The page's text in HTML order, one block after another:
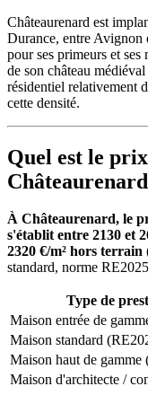
Châteaurenard est
Durance, entre Avignon
pour ses primeurs et
de son château
résidentiel relativement
cette densité.
Quel est le
À Châteaurenard, le
s'établit entre 2130 et
2320 €/m² hors terrain
standard, norme
Type de
Maison entrée de
Maison standard
Maison haut de gamme
Maison d'architecte /